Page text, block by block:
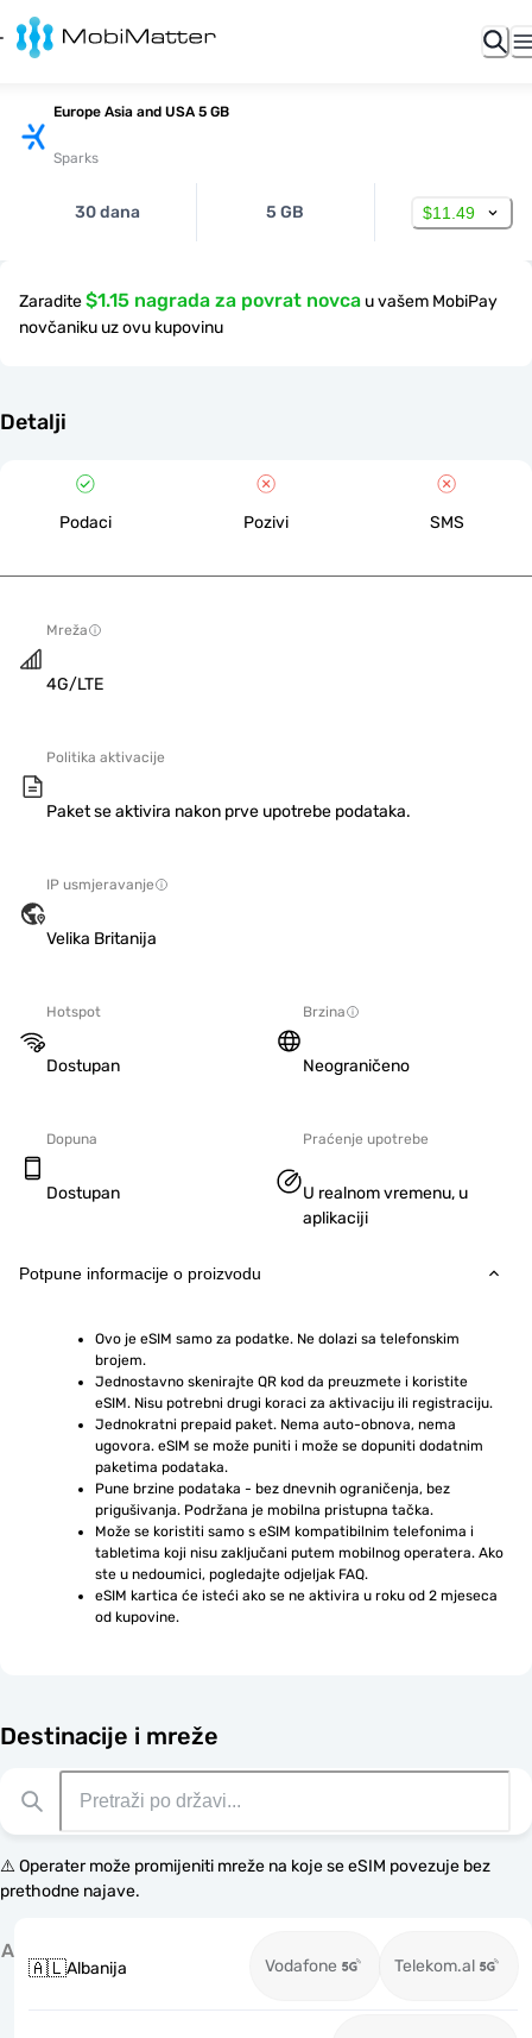
Europe Asia and USA 5 GB
Sparks
30 dana 5 GB $11.49
Zaradite$1.15 nagrada za povrat novca u vašem MobiPay
novčaniku uz ovu kupovinu
Detalji
Podaci Pozivi SMS
Mreža
4G/LTE
Politika aktivacije
Paket se aktivira nakon prve upotrebe podataka.
IP usmjeravanje
Velika Britanija
Hotspot
Dostupan
Brzina
Neograničeno
Dopuna
Dostupan
Praćenje upotrebe
U realnom vremenu, u
aplikaciji
Potpune informacije o proizvodu
Ovo je eSIM samo za podatke. Ne dolazi sa telefonskim
brojem.
Jednostavno skenirajte QR kod da preuzmete i koristite
eSIM. Nisu potrebni drugi koraci za aktivaciju ili registraciju.
Jednokratni prepaid paket. Nema auto-obnova, nema
ugovora. eSIM se može puniti i može se dopuniti dodatnim
paketima podataka.
Pune brzine podataka - bez dnevnih ograničenja, bez
prigušivanja. Podržana je mobilna pristupna tačka.
Može se koristiti samo s eSIM kompatibilnim telefonima i
tabletima koji nisu zaključani putem mobilnog operatera. Ako
ste u nedoumici, pogledajte odjeljak FAQ.
eSIM kartica će isteći ako se ne aktivira u roku od 2 mjeseca
od kupovine.
Destinacije i mreže
⚠️ Operater može promijeniti mreže na koje se eSIM povezuje bez
prethodne najave.
A
🇦🇱Albanija Vodafone Telekom.al